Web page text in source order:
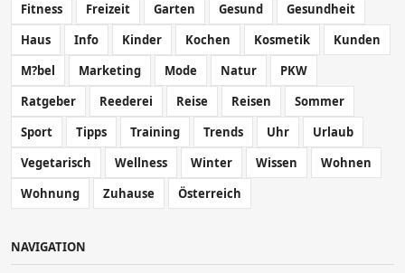
Fitness
Freizeit Garten Gesund
Gesundheit
Haus
Info Kinder Kochen Kosmetik
Kunden
M?bel
Marketing Mode Natur
PKW
Ratgeber
Reederei Reise Reisen
Sommer
Sport
Tipps Training Trends Uhr
Urlaub
Vegetarisch
Wellness Winter Wissen
Wohnen
Wohnung
Zuhause Österreich
NAVIGATION